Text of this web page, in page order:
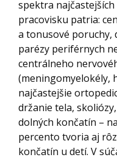
spektra
pracovisku patria:
a tonusové poruchy,
parézy periférnych
centrálneho
(meningomyelokély,
najčastejšie
držanie tela,
dolných končatín –
percento tvoria aj
končatín u detí. V